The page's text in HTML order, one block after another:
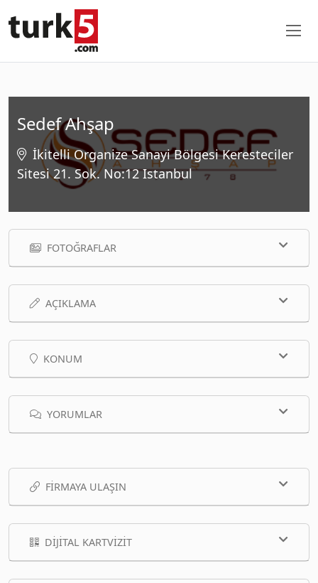
Sedef Ahşap
İkitelli Organize Sanayi Bölgesi Keresteciler
Sitesi 21. Sok. No:12 Istanbul
FOTOĞRAFLAR
AÇIKLAMA
KONUM
YORUMLAR
FIRMAYA ULAŞIN
DIJITAL KARTVIZIT